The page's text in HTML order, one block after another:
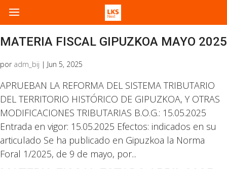
MATERIA FISCAL GIPUZKOA MAYO 2025
por adm_bij | Jun 5, 2025
APRUEBAN LA REFORMA DEL SISTEMA TRIBUTARIO
DEL TERRITORIO HISTÓRICO DE GIPUZKOA, Y OTRAS
MODIFICACIONES TRIBUTARIAS B.O.G.: 15.05.2025
Entrada en vigor: 15.05.2025 Efectos: indicados en su
articulado Se ha publicado en Gipuzkoa la Norma
Foral 1/2025, de 9 de mayo, por...